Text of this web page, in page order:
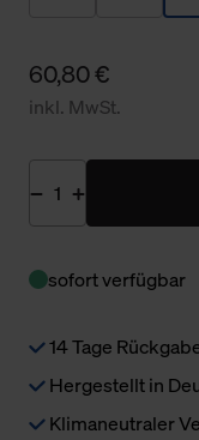
60,80 €
inkl. MwSt.
sofort verfügbar
14 Tage
Hergestellt in
Klimaneutraler